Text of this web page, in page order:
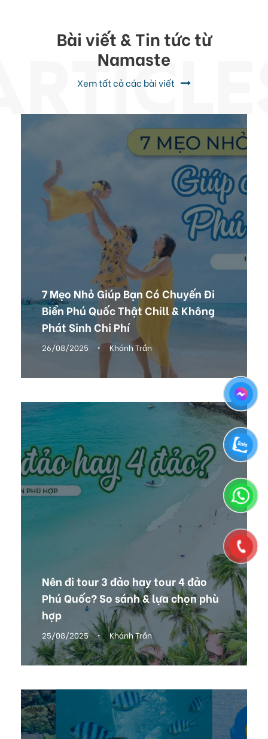
Bài viết & Tin tức từ
Namaste
Xem tất cả các bài viết
7 Mẹo Nhỏ Giúp Bạn Có Chuyến Đi
Biển Phú Quốc Thật Chill & Không
Phát Sinh Chi Phí
26/08/2025 • Khánh Trần
Nên đi tour 3 đảo hay tour 4 đảo
Phú Quốc? So sánh & lựa chọn phù
hợp
25/08/2025 • Khánh Trần